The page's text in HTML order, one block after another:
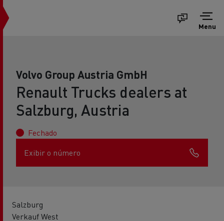
Menu
Volvo Group Austria GmbH
Renault Trucks dealers at
Salzburg, Austria
Fechado
Exibir o número
Salzburg
Verkauf West